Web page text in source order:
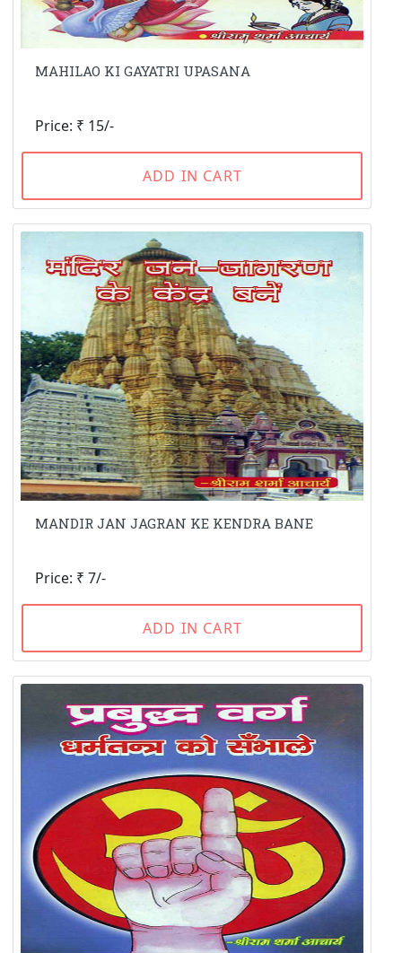
MAHILAO KI GAYATRI UPASANA
Price: ₹ 15/-
ADD IN CART
MANDIR JAN JAGRAN KE KENDRA BANE
Price: ₹ 7/-
ADD IN CART